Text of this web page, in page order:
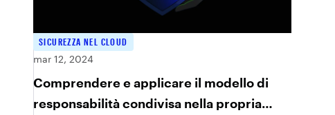
SICUREZZA NEL CLOUD
mar 12, 2024
Comprendere e applicare il modello di
responsabilità condivisa nella propria